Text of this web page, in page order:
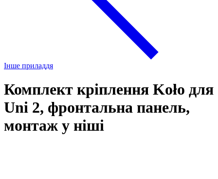
Інше приладдя
Комплект кріплення Koło для
Uni 2, фронтальна панель,
монтаж у ніші